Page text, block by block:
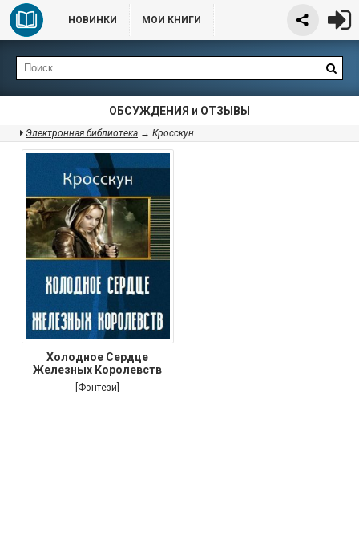
НОВИНКИ МОИ КНИГИ
ОБСУЖДЕНИЯ и ОТЗЫВЫ
Электронная библиотека → Кросскун
Холодное Сердце
Железных Королевств
[Фэнтези]